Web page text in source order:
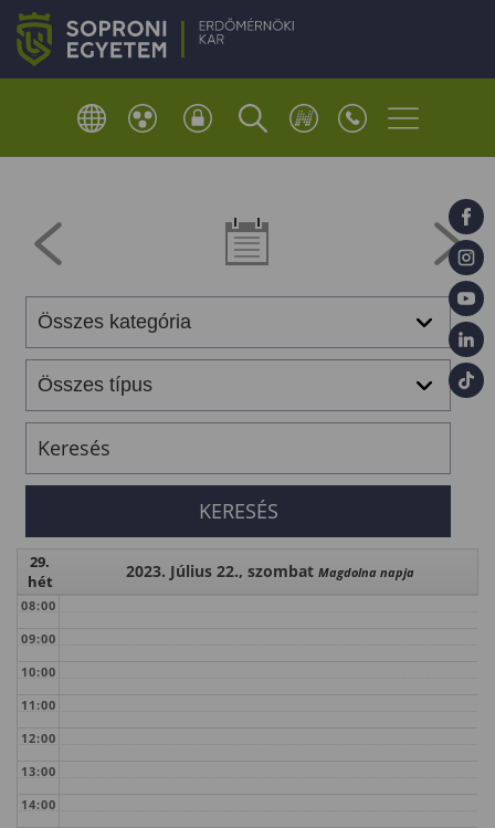
29.
hét
2023. Július 22., szombat Magdolna napja
08:00
09:00
10:00
11:00
12:00
13:00
14:00